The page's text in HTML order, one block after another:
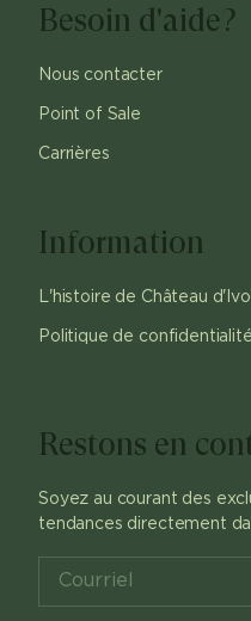
Besoin d'aide?
Nous contacter
Point of Sale
Carrières
Information
L'histoire de Château
Politique de confidentialité
Restons en
Soyez au courant des
tendances directement